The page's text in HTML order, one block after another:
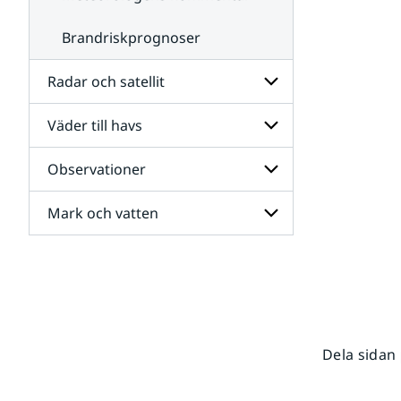
Brandriskprognoser
Radar och satellit
Undersidor
för
Radar
och
satellit
Väder till havs
Undersidor
för
Väder
till
havs
Observationer
Undersidor
för
Mark och vatten
Dela sidan